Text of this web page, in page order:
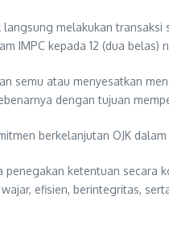
melakukan
IMPC kepada 12 (dua
semu atau menyesatkan
dengan tujuan
berkelanjutan OJK
penegakan ketentuan
efisien, berintegritas,